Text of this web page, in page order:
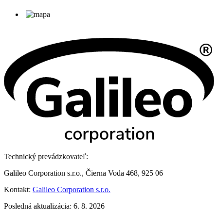
Technický prevádzkovateľ:
Galileo Corporation s.r.o., Čierna Voda 468, 925 06
Kontakt: Galileo Corporation s.r.o.
Posledná aktualizácia: 6. 8. 2026